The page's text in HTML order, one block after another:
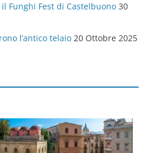
Funghi Fest di Castelbuono 30
l’antico telaio 20 Ottobre 2025